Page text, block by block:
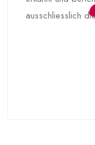
ausschliesslich